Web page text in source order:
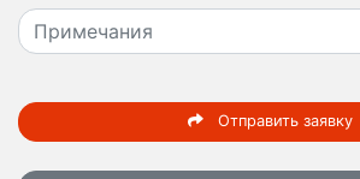
Отправить заявку